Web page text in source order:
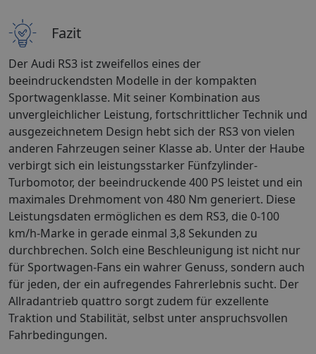
Fazit
Der Audi RS3 ist zweifellos eines der
beeindruckendsten Modelle in der kompakten
Sportwagenklasse. Mit seiner Kombination aus
unvergleichlicher Leistung, fortschrittlicher Technik und
ausgezeichnetem Design hebt sich der RS3 von vielen
anderen Fahrzeugen seiner Klasse ab. Unter der Haube
verbirgt sich ein leistungsstarker Fünfzylinder-
Turbomotor, der beeindruckende 400 PS leistet und ein
maximales Drehmoment von 480 Nm generiert. Diese
Leistungsdaten ermöglichen es dem RS3, die 0-100
km/h-Marke in gerade einmal 3,8 Sekunden zu
durchbrechen. Solch eine Beschleunigung ist nicht nur
für Sportwagen-Fans ein wahrer Genuss, sondern auch
für jeden, der ein aufregendes Fahrerlebnis sucht. Der
Allradantrieb quattro sorgt zudem für exzellente
Traktion und Stabilität, selbst unter anspruchsvollen
Fahrbedingungen.